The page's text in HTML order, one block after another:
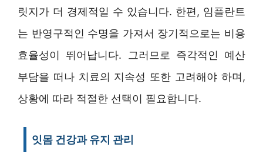
릿지가 더 경제적일 수 있습니다. 한편, 임플란트
는 반영구적인 수명을 가져서 장기적으로는 비용
효율성이 뛰어납니다. 그러므로 즉각적인 예산
부담을 떠나 치료의 지속성 또한 고려해야 하며,
상황에 따라 적절한 선택이 필요합니다.
잇몸 건강과 유지 관리